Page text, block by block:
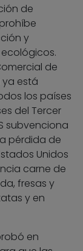
de
y
de
está
los países
del Tercer
subvenciona
pérdida de
Unidos
carne de
fresas y
y en
en